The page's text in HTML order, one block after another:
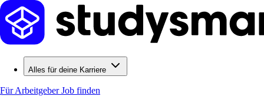
Alles für deine Karriere
Für ArbeitgeberJob finden